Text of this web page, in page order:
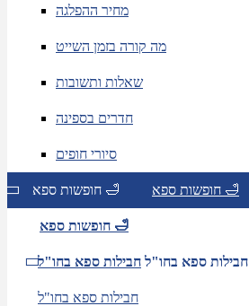
מחיר ההפלגה
מה קורה בזמן השייט
שאלות ותשובות
חדרים בספינה
סיורי חופים
חופשות ספא 🛁 חופשות ספא 🛁
חופשות ספא 🛁
חבילות ספא בחו"ל חבילות ספא בחו"ל
חבילות ספא בחו"ל